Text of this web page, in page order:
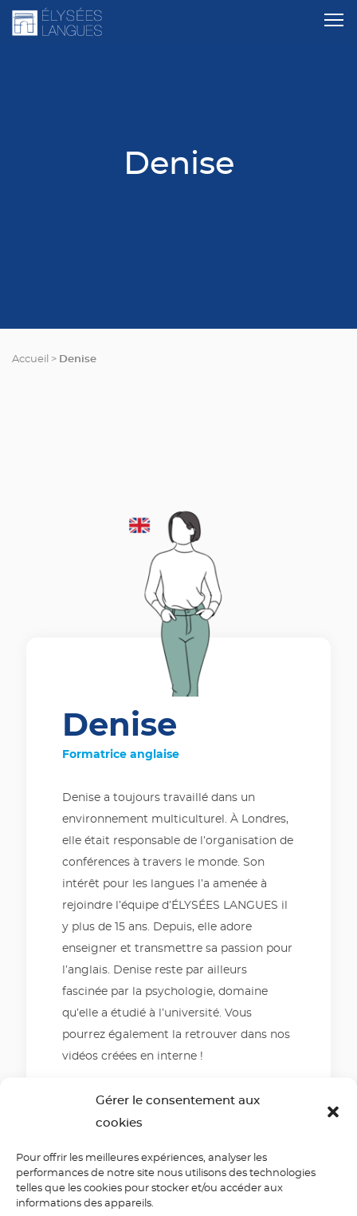
Gérer le consentement aux
cookies
Pour offrir les meilleures expériences, analyser les
performances de notre site nous utilisons des technologies
telles que les cookies pour stocker et/ou accéder aux
informations des appareils.
Denise
Accueil > Denise
Denise
Formatrice anglaise
Denise a toujours travaillé dans un
environnement multiculturel. À Londres,
elle était responsable de l’organisation de
conférences à travers le monde. Son
intérêt pour les langues l’a amenée à
rejoindre l’équipe d’ÉLYSÉES LANGUES il
y plus de 15 ans. Depuis, elle adore
enseigner et transmettre sa passion pour
l’anglais. Denise reste par ailleurs
fascinée par la psychologie, domaine
qu’elle a étudié à l’université. Vous
pourrez également la retrouver dans nos
vidéos créées en interne !